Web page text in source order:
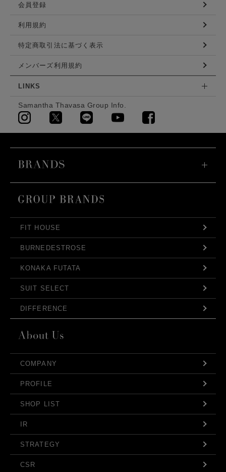
会員登録
利用規約
特定商取引法に基づく表示
メンバーズ利用規約
LINKS
Samantha Thavasa Group Info.
FIT HOUSE
BURNEDESTROSE
KONAKA FUTATA
SUIT SELECT
DIFFERENCE
COMPANY
PROFILE
SHOP LIST
IR
STRATEGY
CSR